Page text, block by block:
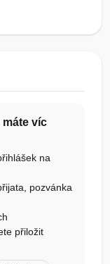
máte víc
na
pozvánka
přiložit